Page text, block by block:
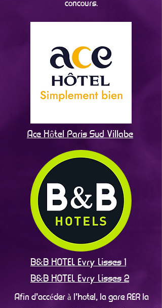
concours.
Ace Hôtel Paris Sud Villabe
B&B HOTEL Evry Lisses 1
B&B HOTEL Evry Lisses 2
Afin d'accéder à l'hotel, la gare RER la